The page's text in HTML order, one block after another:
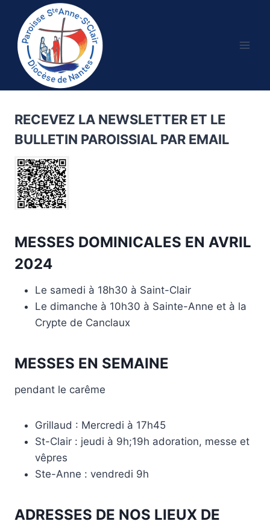
contenu
RECEVEZ LA NEWSLETTER ET LE
BULLETIN PAROISSIAL PAR EMAIL
MESSES DOMINICALES EN AVRIL
2024
Le samedi à 18h30 à Saint-Clair
Le dimanche à 10h30 à Sainte-Anne et à la
Crypte de Canclaux
MESSES EN SEMAINE
pendant le carême
Grillaud : Mercredi à 17h45
St-Clair : jeudi à 9h;19h adoration, messe et
vêpres
Ste-Anne : vendredi 9h
ADRESSES DE NOS LIEUX DE